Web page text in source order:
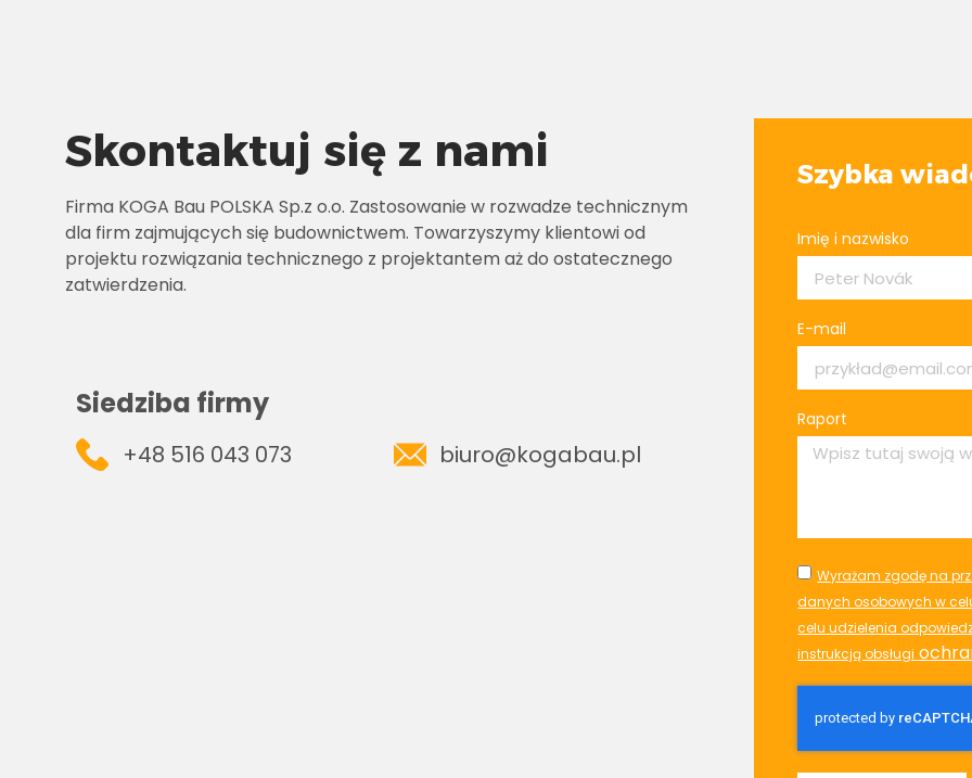
Skontaktuj się z nami
Firma KOGA Bau POLSKA Sp.z o.o. Zastosowanie w rozwadze technicznym
dla firm zajmujących się budownictwem. Towarzyszymy klientowi od
projektu rozwiązania technicznego z projektantem aż do ostatecznego
zatwierdzenia.
Siedziba firmy
+48 516 043 073 biuro@kogabau.pl
Szybka
Imię i nazwisko
E-mail
Raport
Wyrażam zgodę na
danych osobowych w
celu udzielenia
instrukcją obsługi